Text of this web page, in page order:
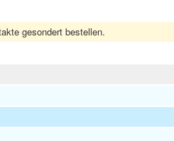
gesondert bestellen.